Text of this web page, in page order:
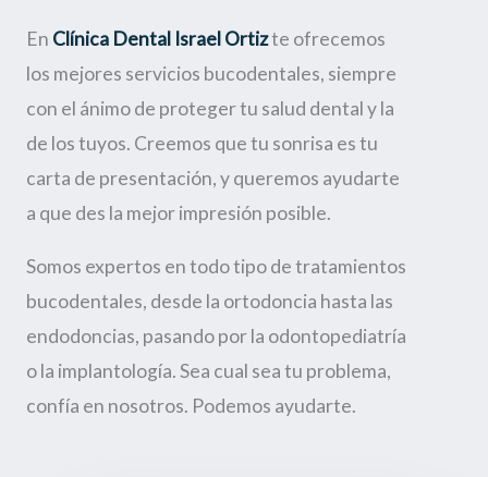
En Clínica Dental Israel Ortizte ofrecemos
los mejores servicios bucodentales, siempre
con el ánimo de proteger tu salud dental y la
de los tuyos. Creemos que tu sonrisa es tu
carta de presentación, y queremos ayudarte
a que des la mejor impresión posible.
Somos expertos en todo tipo de tratamientos
bucodentales, desde la ortodoncia hasta las
endodoncias, pasando por la odontopediatría
o la implantología. Sea cual sea tu problema,
confía en nosotros. Podemos ayudarte.